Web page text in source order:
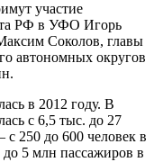
участие
РФ в УФО Игорь
Соколов, главы
автономных округов
в 2012 году. В
с 6,5 тыс. до 27
250 до 600 человек в
5 млн пассажиров в